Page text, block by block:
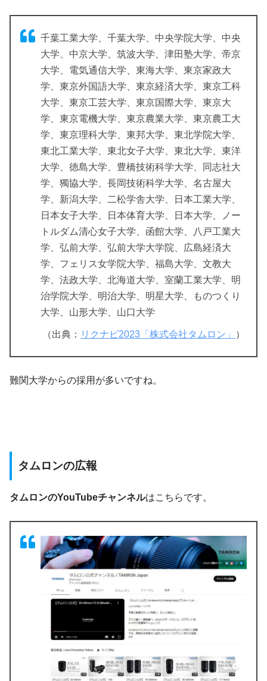
千葉工業大学、千葉大学、中央学院大学、中央
大学、中京大学、筑波大学、津田塾大学、帝京
大学、電気通信大学、東海大学、東京家政大
学、東京外国語大学、東京経済大学、東京工科
大学、東京工芸大学、東京国際大学、東京大
学、東京電機大学、東京農業大学、東京農工大
学、東京理科大学、東邦大学、東北学院大学、
東北工業大学、東北女子大学、東北大学、東洋
大学、徳島大学、豊橋技術科学大学、同志社大
学、獨協大学、長岡技術科学大学、名古屋大
学、新潟大学、二松学舎大学、日本工業大学、
日本女子大学、日本体育大学、日本大学、ノー
トルダム清心女子大学、函館大学、八戸工業大
学、弘前大学、弘前大学大学院、広島経済大
学、フェリス女学院大学、福島大学、文教大
学、法政大学、北海道大学、室蘭工業大学、明
治学院大学、明治大学、明星大学、ものつくり
大学、山形大学、山口大学
（出典： リクナビ2023「株式会社タムロン」 ）
難関大学からの採用が多いですね。
タムロンの広報
タムロンのYouTubeチャンネルはこちらです。